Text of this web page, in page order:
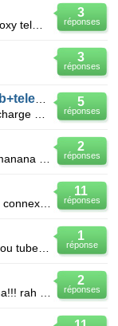
3
réponses
3
réponses
5
réponses
2
réponses
11
réponses
1
réponse
2
réponses